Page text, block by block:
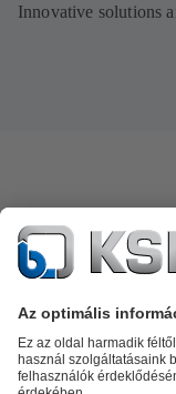
Innovative solutions